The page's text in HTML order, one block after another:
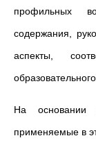
профильных
содержания,
аспекты,
На основании
применяемые в